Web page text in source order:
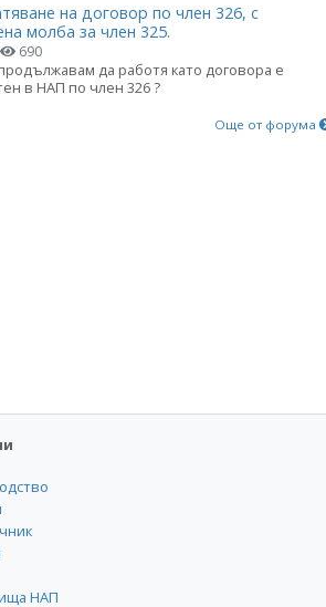
на договор по член 326, с
молба за член 325.
690
да работя като договора е
в НАП по член 326 ?
Още от форума
НАП